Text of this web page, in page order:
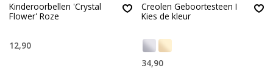
Kinderoorbellen 'Crystal
Flower' Roze
12,90
Creolen Geboortesteen I
Kies de kleur
34,90